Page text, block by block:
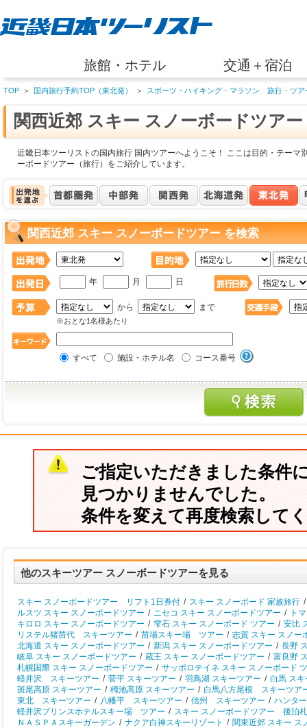
旅館・ホテル 交通＋宿泊
TOP ＞ 国内旅行予約TOP（東北発） ＞ スポーツ・ハイキング・マラソン 旅行・ツア
関西近郊 スキー スノーボードツア
近畿日本ツーリストの国内旅行 国内ツアーへようこそ！ ここは目的・テーマ
ーボードツアー（旅行）をご紹介しています。
関西近郊 スキー スノーボードツアー を検索
年 月 日
から まで
※おとな1名様あたり
すべて 施設・ホテル名 コース番号
ご指定いただきました条件
見つかりませんでした。
条件を変えて再度検索して
他のスキーツアー スノーボードツアーを見る
スキー スノーボードツアー リフト1日券付 / スキー スノーボード 家族旅行 /
ルスツ スキー スノーボードツアー / ニセコ スキー スノーボードツアー /
ト
キロロ スキー スノーボードツアー / 雫石 スキー スノーボード ツアー / 安比
リステル猪苗代 スキーツアー / 苗場スキー場 ツアー / 志賀 スキー スノー
北海道 スキー スノーボードツアー / 新潟 スキー スノーボードツアー / 長野
岐阜 スキー スノーボードツアー / 蔵王 スキー スノーボードツアー / 富良野
札幌国際 スキー スノーボードツアー / サッポロテイネ スキー スノーボード
軽井沢 スキーツアー / 菅平 スキーツアー / 羽鳥湖 スキーツアー / 白馬 ス
斑尾高原 スキーツアー / 栂池高原 スキーツアー / 白馬八方尾根 スキーツア
東北 スキーツアー / 八幡平 スキーツアー / 信州 スキーツアー / ハンタ
軽井沢プリンスホテルスキー場 ツアー / スキー スノーボードツアー 後泊
ＮＡＳＰＡスキーガーデン / ナクア白神スキーリゾート / 関東近郊 スキー ス